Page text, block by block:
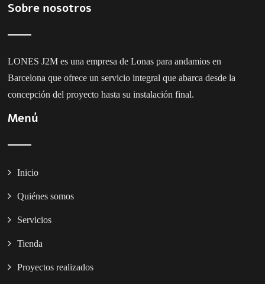
Sobre nosotros
LONES J2M es unaempresa de Lonas para andamios en
Barcelona que ofrece un servicio integral que abarca desde la
concepción del proyecto hasta su instalación final.
Menú
Inicio
Quiénes somos
Servicios
Tienda
Proyectos realizados